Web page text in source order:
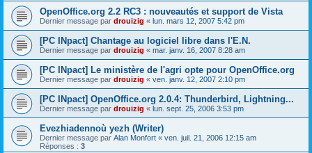
OpenOffice.org 2.2 RC3 : nouveautés et support de Vista
Dernier message par drouizig « lun. mars 12, 2007 5:42 pm
[PC INpact] Chantage au logiciel libre dans l'E.N.
Dernier message par drouizig « mar. janv. 16, 2007 8:28 am
[PC INpact] Le ministère de l'agri opte pour OpenOffice.org
Dernier message par drouizig « ven. janv. 12, 2007 2:10 pm
[PC INpact] OpenOffice.org 2.0.4: Thunderbird, Lightning...
Dernier message par drouizig « lun. sept. 25, 2006 3:53 pm
Evezhiadennoù yezh (Writer)
Dernier message par Alan Monfort « ven. juil. 21, 2006 12:15 am
Réponses : 3